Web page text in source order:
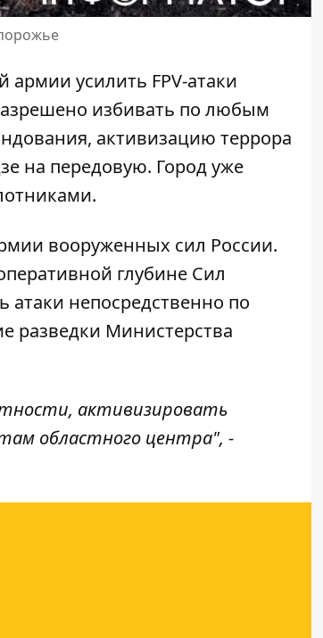
усилить FPV-атаки
избивать по любым
активизацию террора
на передовую. Город уже
вооруженных сил России.
глубине Сил
атаки непосредственно по
разведки Министерства
активизировать
областного центра", -